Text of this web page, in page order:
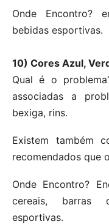
Onde Encontro?
bebidas esportivas.
10) Cores Azul,
Qual é o
associadas a
bexiga, rins.
Existem também
recomendados que
Onde Encontro?
cereais, barras
esportivas.